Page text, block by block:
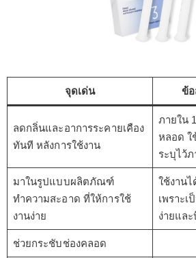
จุดเด่น ข้อ
ลดกลิ่นและอาการระคายเคือง
ทันที หลังการใช้งาน
ภายใน
หลอด ใ
ระบุไว้
มาในรูปแบบผลิตภัณฑ์
ทำความสะอาด ที่ให้การใช้
งานง่าย
ใช้งาน
เพราะ
ง่ายแล
ช่วยกระชับช่องคลอด